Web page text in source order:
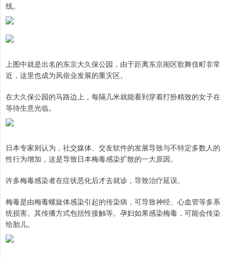
线。
上图中就是出名的东京大久保公园，由于距离东京闹区歌舞伎町非常
近，这里也成为风俗业发展的重灾区。
在大久保公园的马路边上，每隔几米就能看到穿着打扮精致的女子在
等待生意光临。
日本专家则认为，社交媒体、交友软件的发展导致与不特定多数人的
性行为增加，这是导致日本梅毒感染扩散的一大原因。
许多梅毒感染者在症状恶化后才去就诊，导致治疗延误。
梅毒是由梅毒螺旋体感染引起的传染病，可导致神经、心血管等多系
统损害。其传播方式包括性接触等。孕妇如果感染梅毒，可能会传染
给胎儿。